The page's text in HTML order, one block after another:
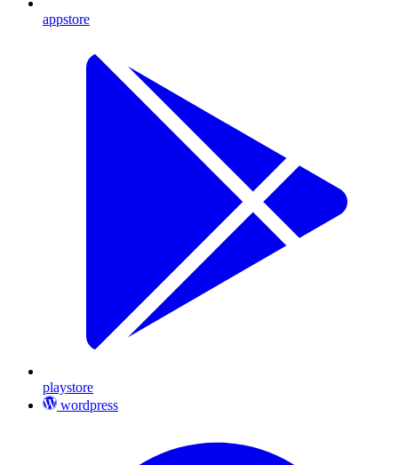
appstore
playstore
wordpress